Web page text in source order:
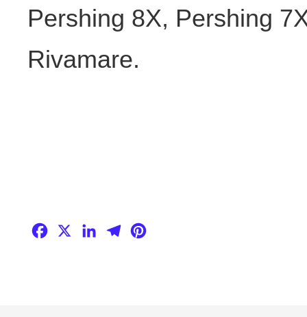
Pershing 8X, Pershing
Rivamare.
Facebook
X LinkedIn
Telegram